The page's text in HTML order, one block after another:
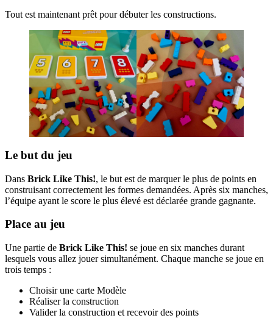
Tout est maintenant prêt pour débuter les constructions.
Le but du jeu
Dans Brick Like This!, le but est de marquer le plus de points en
construisant correctement les formes demandées. Après six manches,
l’équipe ayant le score le plus élevé est déclarée grande gagnante.
Place au jeu
Une partie de Brick Like This! se joue en six manches durant
lesquels vous allez jouer simultanément. Chaque manche se joue en
trois temps :
Choisir une carte Modèle
Réaliser la construction
Valider la construction et recevoir des points